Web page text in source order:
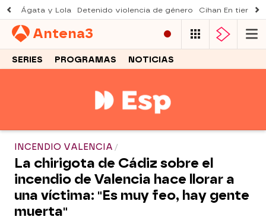
Ágata y Lola Detenido violencia de género Cihan En tierra
Antena3
SERIES PROGRAMAS NOTICIAS
INCENDIO VALENCIA
La chirigota de Cádiz sobre el
incendio de Valencia hace llorar a
una víctima: "Es muy feo, hay gente
muerta"